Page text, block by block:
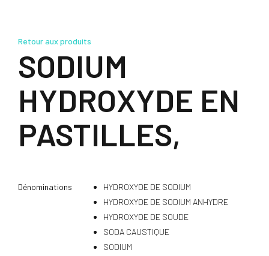
Retour aux produits
SODIUM
HYDROXYDE EN
PASTILLES,
Dénominations
HYDROXYDE DE SODIUM
HYDROXYDE DE SODIUM ANHYDRE
HYDROXYDE DE SOUDE
SODA CAUSTIQUE
SODIUM